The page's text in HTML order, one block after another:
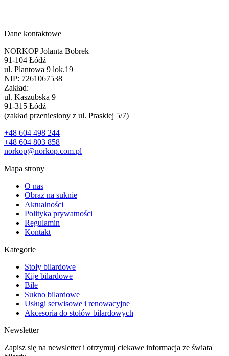
Dane kontaktowe
NORKOP Jolanta Bobrek
91-104 Łódź
ul. Plantowa 9 lok.19
NIP: 7261067538
Zakład:
ul. Kaszubska 9
91-315 Łódź
(zakład przeniesiony z ul. Praskiej 5/7)
+48 604 498 244
+48 604 803 858
norkop@norkop.com.pl
Mapa strony
O nas
Obraz na suknie
Aktualności
Polityka prywatności
Regulamin
Kontakt
Kategorie
Stoły bilardowe
Kije bilardowe
Bile
Sukno bilardowe
Usługi serwisowe i renowacyjne
Akcesoria do stołów bilardowych
Newsletter
Zapisz się na newsletter i otrzymuj ciekawe informacja ze świata